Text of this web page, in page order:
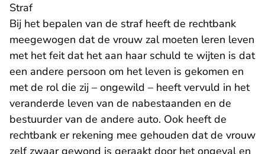
Straf
Bij het bepalen van de straf heeft de rechtbank
meegewogen dat de vrouw zal moeten leren leven
met het feit dat het aan haar schuld te wijten is dat
een andere persoon om het leven is gekomen en
met de rol die zij – ongewild – heeft vervuld in het
veranderde leven van de nabestaanden en de
bestuurder van de andere auto. Ook heeft de
rechtbank er rekening mee gehouden dat de vrouw
zelf zwaar gewond is geraakt door het ongeval en